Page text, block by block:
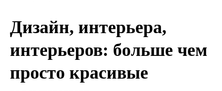
Дизайн, интерьера,
интерьеров: больше чем
просто красивые